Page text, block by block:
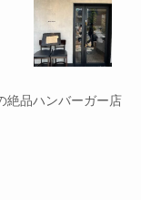
絶品ハンバーガー店